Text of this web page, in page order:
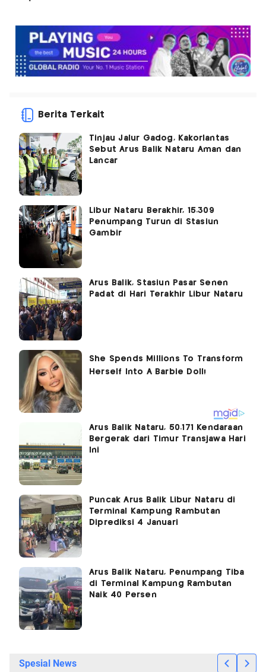
Berita Terkait
Tinjau Jalur Gadog, Kakorlantas
Sebut Arus Balik Nataru Aman dan
Lancar
Libur Nataru Berakhir, 15.309
Penumpang Turun di Stasiun
Gambir
Arus Balik, Stasiun Pasar Senen
Padat di Hari Terakhir Libur Nataru
Arus Balik Nataru, 50.171 Kendaraan
Bergerak dari Timur Transjawa Hari
Ini
Puncak Arus Balik Libur Nataru di
Terminal Kampung Rambutan
Diprediksi 4 Januari
Arus Balik Nataru, Penumpang Tiba
di Terminal Kampung Rambutan
Naik 40 Persen